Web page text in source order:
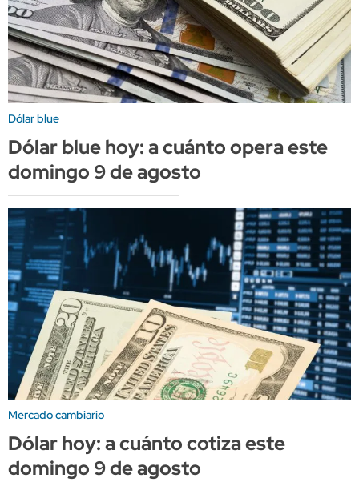
Dólar blue
Dólar blue hoy: a cuánto opera este
domingo 9 de agosto
Mercado cambiario
Dólar hoy: a cuánto cotiza este
domingo 9 de agosto